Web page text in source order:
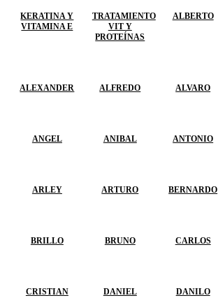
KERATINA Y
VITAMINA E
TRATAMIENTO
VIT Y
PROTEÍNAS
ALBERTO
ALEXANDER ALFREDO ALVARO
ANGEL ANIBAL ANTONIO
ARLEY ARTURO BERNARDO
BRILLO BRUNO CARLOS
CRISTIAN DANIEL DANILO